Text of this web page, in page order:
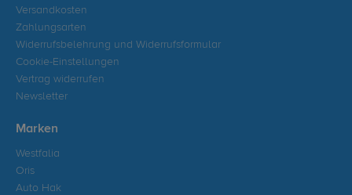
Versandkosten
Zahlungsarten
Widerrufsbelehrung und Widerrufsformular
Cookie-Einstellungen
Vertrag widerrufen
Newsletter
Marken
Westfalia
Oris
Auto Hak